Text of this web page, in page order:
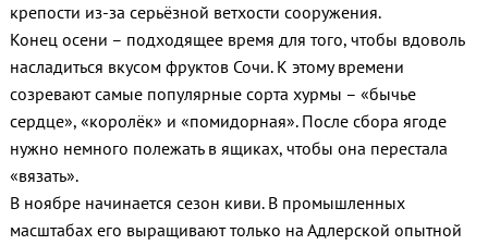
крепости из-за серьёзной ветхости сооружения.
Конец осени – подходящее время для того, чтобы вдоволь
насладиться вкусом фруктов Сочи. К этому времени
созревают самые популярные сорта хурмы – «бычье
сердце», «королёк» и «помидорная». После сбора ягоде
нужно немного полежать в ящиках, чтобы она перестала
«вязать».
В ноябре начинается сезон киви. В промышленных
масштабах его выращивают только на Адлерской опытной